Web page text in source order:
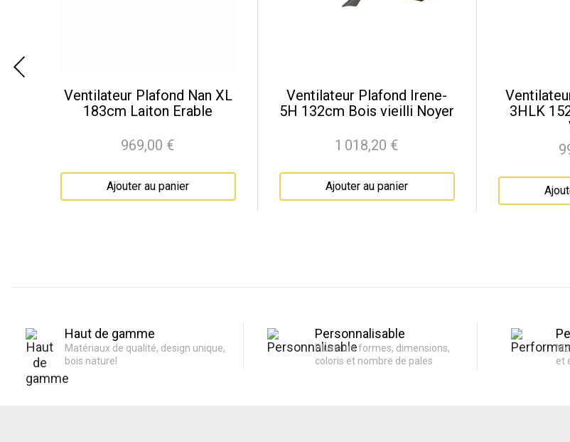
Ventilateur Plafond Nan XL
183cm Laiton Erable
Prix
969,00 €
Ajouter au panier
Ventilateur Plafond Irene-
5H 132cm Bois vieilli Noyer
Prix
1 018,20 €
Ajouter au panier
3HLK
Haut de gamme
Matériaux de qualité, design unique,
bois naturel
Personnalisable
Plusieurs formes, dimensions,
coloris et nombre de pales
et